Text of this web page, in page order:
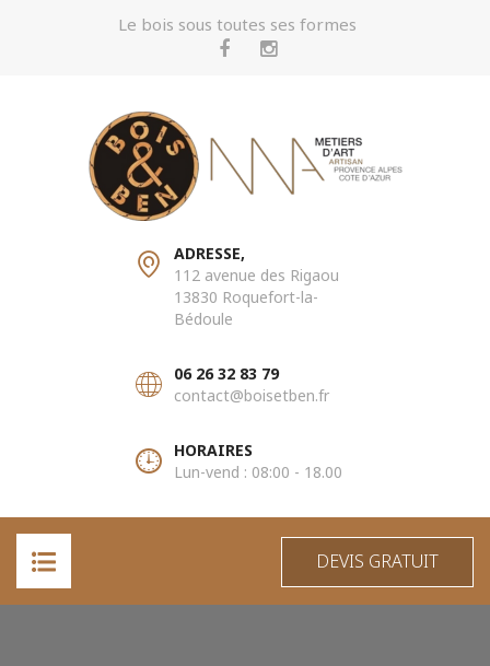
Le bois sous toutes ses formes
ADRESSE,
112 avenue des Rigaou
13830 Roquefort-la-
Bédoule
06 26 32 83 79
contact@boisetben.fr
HORAIRES
Lun-vend : 08:00 - 18.00
DEVIS GRATUIT